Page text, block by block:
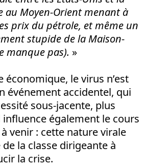
au Moyen-Orient menant à
prix du pétrole, et même un
stupide de la Maison-
manque pas). »
économique, le virus n’est
événement accidentel, qui
sous-jacente, plus
également le cours
venir : cette nature virale
la classe dirigeante à
la crise.